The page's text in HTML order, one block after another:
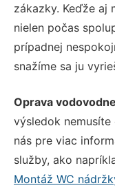
zákazky. Keďže aj
nielen počas
prípadnej
snažíme sa ju
Oprava
výsledok
nás pre viac
služby, ako
Montáž WC